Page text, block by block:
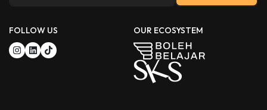
FOLLOW US OUR ECOSYSTEM